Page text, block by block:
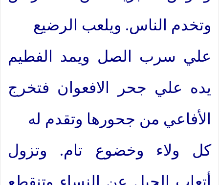
وتخدم الناس. ويلعب الرضيع
علي سرب الصل ويمد الفطيم
يده علي جحر الافعوان فتخرج
الأفاعي من جحورها وتقدم له
كل ولاء وخضوع تام. وتزول